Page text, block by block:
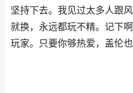
坚持下去。我见过太多人跟
就换，永远都玩不精。记下
玩家。只要你够热爱，盖伦也